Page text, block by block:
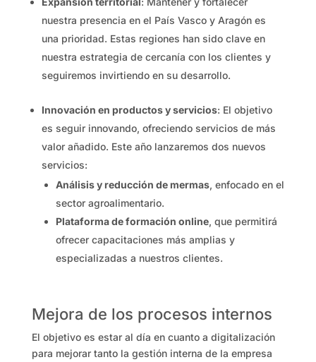
nuestra presencia en el País Vasco y Aragón es
una prioridad. Estas regiones han sido clave en
nuestra estrategia de cercanía con los clientes y
seguiremos invirtiendo en su desarrollo.
Innovación en productos y servicios: El objetivo
es seguir innovando, ofreciendo servicios de más
valor añadido. Este año lanzaremos dos nuevos
servicios:
Análisis y reducción de mermas, enfocado en el
sector agroalimentario.
Plataforma de formación online, que permitirá
ofrecer capacitaciones más amplias y
especializadas a nuestros clientes.
Mejora de los procesos internos
El objetivo es estar al día en cuanto a digitalización
para mejorar tanto la gestión interna de la empresa